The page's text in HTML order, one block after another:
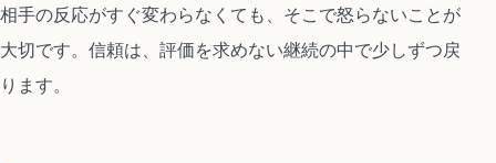
相手の反応がすぐ変わらなくても、そこで怒らないことが
大切です。信頼は、評価を求めない継続の中で少しずつ戻
ります。